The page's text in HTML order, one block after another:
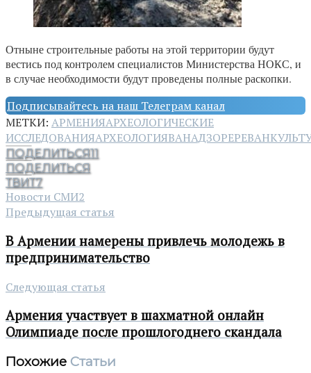
Отныне строительные работы на этой территории будут
вестись под контролем специалистов Министерства НОКС, и
в случае необходимости будут проведены полные раскопки.
Подписывайтесь на наш Телеграм канал
МЕТКИ: АРМЕНИЯАРХЕОЛОГИЧЕСКИЕ
ИССЛЕДОВАНИЯАРХЕОЛОГИЯВАНАДЗОРЕРЕВАН
ПОДЕЛИТЬСЯ11
ПОДЕЛИТЬСЯ
ТВИТ7
Новости СМИ2
Предыдущая статья
В Армении намерены привлечь молодежь в
предпринимательство
Следующая статья
Армения участвует в шахматной онлайн
Олимпиаде после прошлогоднего скандала
Похожие Статьи